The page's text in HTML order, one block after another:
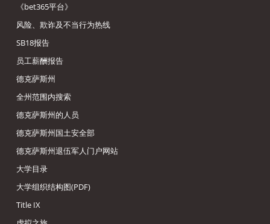
《bet365平台》
风险、欺诈及不当行为热线
SB18报告
员工薪酬报告
德克萨斯州
全州范围内搜索
德克萨斯州的人员
德克萨斯州国土安全部
德克萨斯州退伍军人门户网站
大学目录
大学组织结构图(PDF)
Title IX